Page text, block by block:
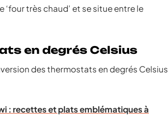
très chaud’ et se situe entre le
en degrés Celsius
des thermostats en degrés Celsius
: recettes et plats emblématiques à